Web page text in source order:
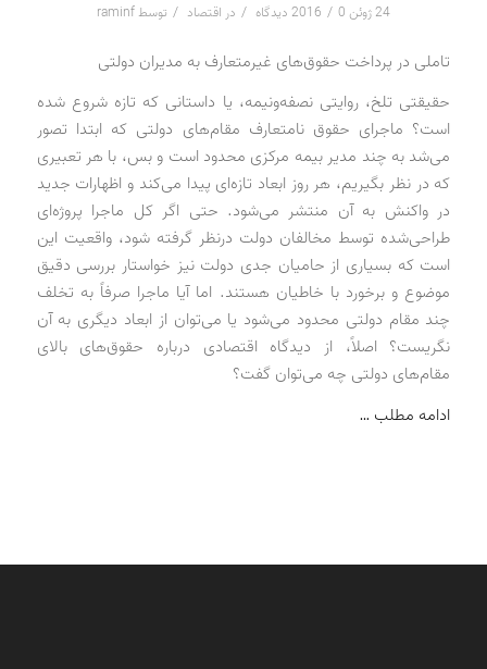
24 ژوئن 2016 / 0 دیدگاه / در اقتصاد / توسط raminf
تاملی در پرداخت حقوق‌های غیرمتعارف به مدیران دولتی
حقیقتی تلخ، روایتی نصفه‌و‌نیمه، یا داستانی که تازه شروع شده
است؟ ماجرای حقوق نامتعارف مقام‌های دولتی که ابتدا تصور
می‌شد به چند مدیر بیمه مرکزی محدود است و بس، با هر تعبیری
که در نظر بگیریم، هر روز ابعاد تازه‌ای پیدا می‌کند و اظهارات جدید
در واکنش به آن منتشر می‌شود. حتی اگر کل ماجرا پروژه‌ای
طراحی‌شده توسط مخالفان دولت درنظر گرفته شود، واقعیت این
است که بسیاری از حامیان جدی دولت نیز خواستار بررسی دقیق
موضوع و برخورد با خاطیان هستند. اما آیا ماجرا صرفاً به تخلف
چند مقام دولتی محدود می‌شود یا می‌توان از ابعاد دیگری به آن
نگریست؟ اصلاً، از دیدگاه اقتصادی درباره حقوق‌های بالای
مقام‌های دولتی چه می‌توان گفت؟
ادامه مطلب …